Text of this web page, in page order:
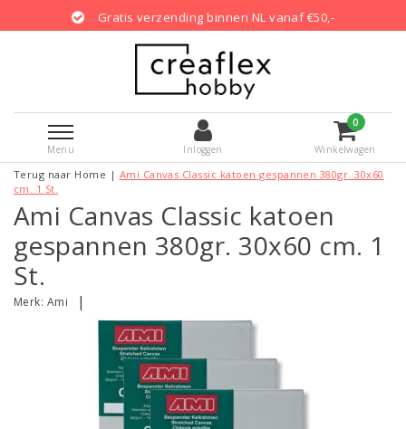
Gratis verzending binnen NL vanaf €50,-
Menu Inloggen
0
Winkelwagen
Terug naar Home | Ami Canvas Classic katoen gespannen 380gr. 30x60
cm. 1 St.
Ami Canvas Classic katoen
gespannen 380gr. 30x60 cm. 1
St.
Merk: Ami |